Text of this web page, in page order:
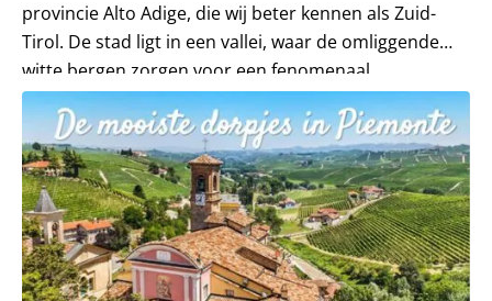
provincie Alto Adige, die wij beter kennen als Zuid-
Tirol. De stad ligt in een vallei, waar de omliggende
witte bergen zorgen voor een fenomenaal...
Lees meer over Ciao tutti Special De mooiste dorpjes in